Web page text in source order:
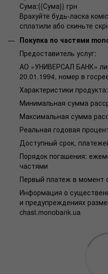
Сума:{{Сума}} грн
Врахуйте будь-ласка
сплатили або скиньте
Покупка по частями
Предоставитель услуг:
АО «УНИВЕРСАЛ БАНК»
20.01.1994, номер в
Характеристики продукта:
Минимальная сумма
Максимальная сумма
Реальная годовая
Доступный срок,
Порядок погашения:
частями
Первый платеж в момент
Информация о
и предупреждениях
chast.monobank.ua